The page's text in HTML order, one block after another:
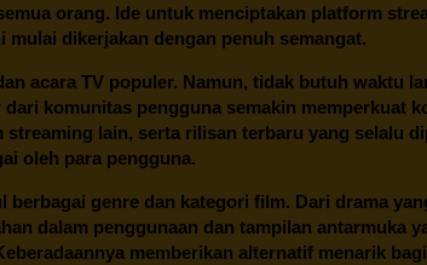
orang. Ide untuk menciptakan platform
dikerjakan dengan penuh semangat.
acara TV populer. Namun, tidak butuh waktu
komunitas pengguna semakin memperkuat
lain, serta rilisan terbaru yang selalu
oleh para pengguna.
genre dan kategori film. Dari drama
dalam penggunaan dan tampilan antarmuka
memberikan alternatif menarik